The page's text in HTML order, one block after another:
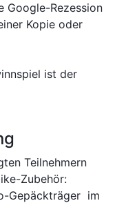
Google-Rezession
Kopie oder
ist der
Teilnehmern
Zubehör:
Gepäckträger im